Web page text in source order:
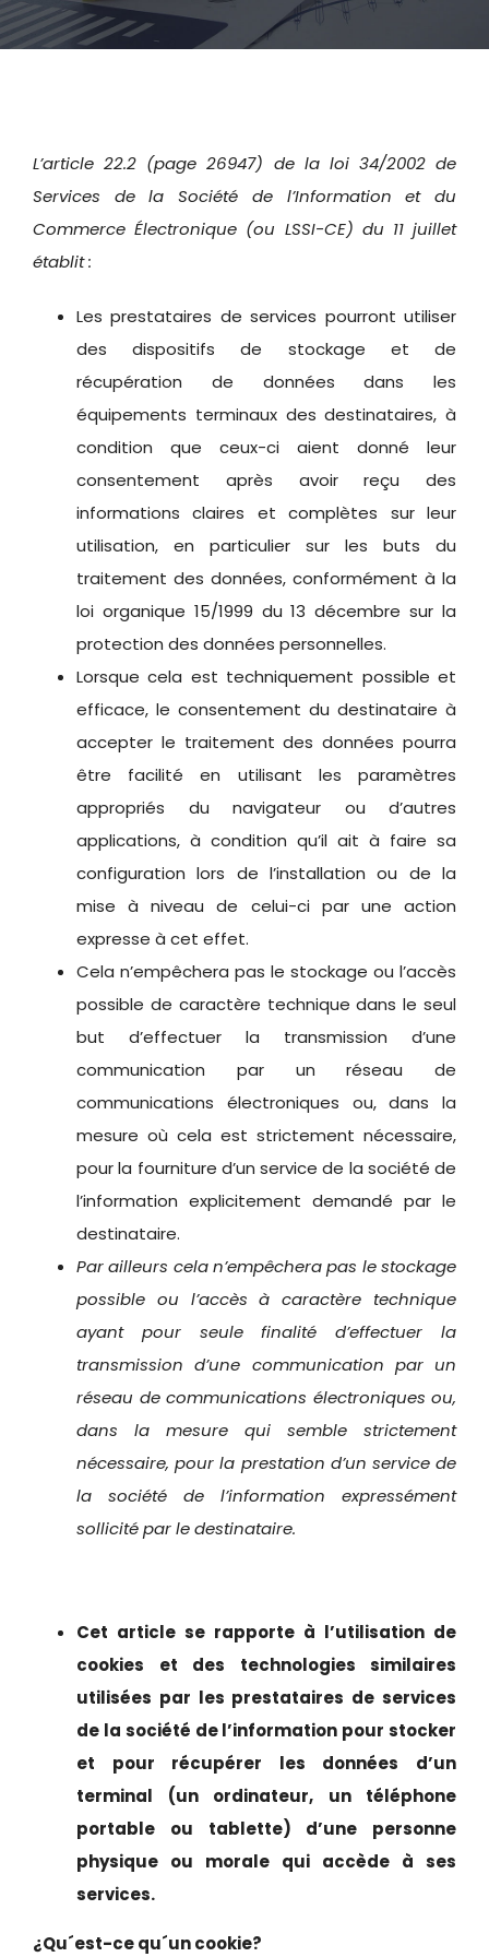
Sites d’intérêt
L’article 22.2 (page 26947) de la loi 34/2002 de
Services de la Société de l’Information et du
Commerce Électronique (ou LSSI-CE) du 11 juillet
établit :
Les prestataires de services pourront utiliser
des dispositifs de stockage et de
récupération de données dans les
équipements terminaux des destinataires, à
condition que ceux-ci aient donné leur
consentement après avoir reçu des
informations claires et complètes sur leur
utilisation, en particulier sur les buts du
traitement des données, conformément à la
loi organique 15/1999 du 13 décembre sur la
protection des données personnelles.
Lorsque cela est techniquement possible et
efficace, le consentement du destinataire à
accepter le traitement des données pourra
être facilité en utilisant les paramètres
appropriés du navigateur ou d’autres
applications, à condition qu’il ait à faire sa
configuration lors de l’installation ou de la
mise à niveau de celui-ci par une action
expresse à cet effet.
Cela n’empêchera pas le stockage ou l’accès
possible de caractère technique dans le seul
but d’effectuer la transmission d’une
communication par un réseau de
communications électroniques ou, dans la
mesure où cela est strictement nécessaire,
pour la fourniture d’un service de la société de
l’information explicitement demandé par le
destinataire.
Par ailleurs cela n’empêchera pas le stockage
possible ou l’accès à caractère technique
ayant pour seule finalité d’effectuer la
transmission d’une communication par un
réseau de communications électroniques ou,
dans la mesure qui semble strictement
nécessaire, pour la prestation d’un service de
la société de l’information expressément
sollicité par le destinataire.
Cet article se rapporte à l’utilisation de
cookies et des technologies similaires
utilisées par les prestataires de services
de la société de l’information pour stocker
et pour récupérer les données d’un
terminal (un ordinateur, un téléphone
portable ou tablette) d’une personne
physique ou morale qui accède à ses
services.
¿Qu´est-ce qu´un cookie?